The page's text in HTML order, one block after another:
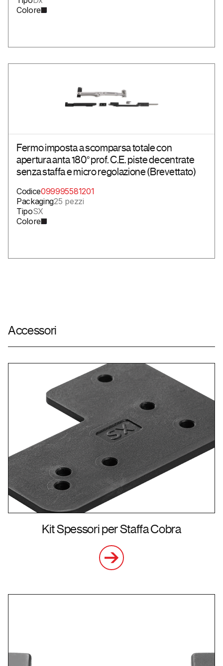
Colore
Fermo imposta a scomparsa totale con
apertura anta 180° prof. C.E. piste decentrate
senza staffa e micro regolazione (Brevettato)
Codice099995581201
Packaging25 pezzi
TipoSX
Colore
Accessori
Kit Spessori per Staffa Cobra